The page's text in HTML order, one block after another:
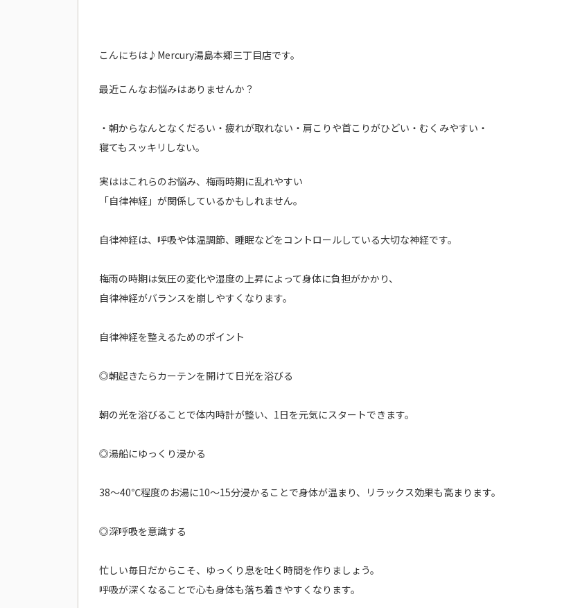
こんにちは♪Mercury湯島本郷三丁目店です。
最近こんなお悩みはありませんか？
・朝からなんとなくだるい・疲れが取れない・肩こりや首こりがひどい・むくみやすい・
寝てもスッキリしない。
実ははこれらのお悩み、梅雨時期に乱れやすい
「自律神経」が関係しているかもしれません。
自律神経は、呼吸や体温調節、睡眠などをコントロールしている大切な神経です。
梅雨の時期は気圧の変化や湿度の上昇によって身体に負担がかかり、
自律神経がバランスを崩しやすくなります。
自律神経を整えるためのポイント
◎朝起きたらカーテンを開けて日光を浴びる
朝の光を浴びることで体内時計が整い、1日を元気にスタートできます。
◎湯船にゆっくり浸かる
38～40℃程度のお湯に10～15分浸かることで身体が温まり、リラックス効果も高まります。
◎深呼吸を意識する
忙しい毎日だからこそ、ゆっくり息を吐く時間を作りましょう。
呼吸が深くなることで心も身体も落ち着きやすくなります。